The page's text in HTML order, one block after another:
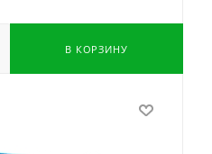
В КОРЗИНУ